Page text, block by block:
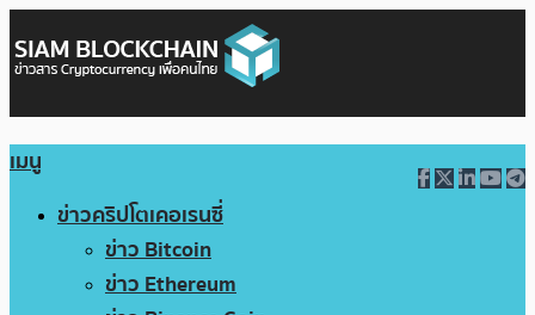
เมนู
ข่าวคริปโตเคอเรนซี่
ข่าว Bitcoin
ข่าว Ethereum